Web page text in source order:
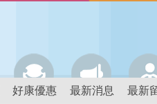
好康優惠 最新消息 最新